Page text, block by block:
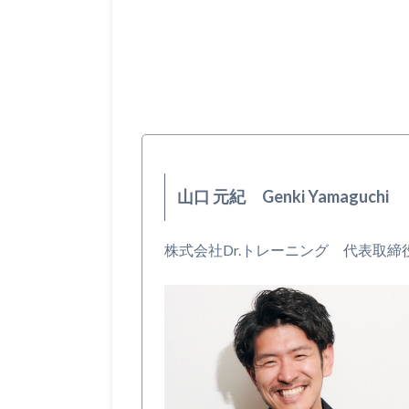
山口 元紀 Genki Yamaguchi
株式会社Dr.トレーニング 代表取締